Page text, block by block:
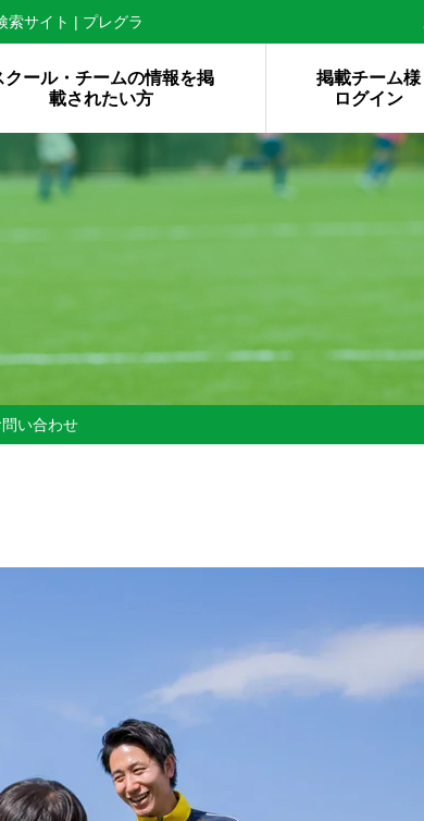
索サイト | プレグラ
クール・チームの情報を掲
載されたい方
掲載チーム様
ログイン
問い合わせ